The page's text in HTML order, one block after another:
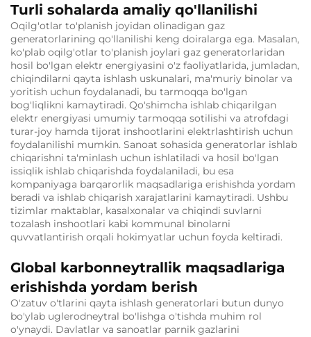
Turli sohalarda amaliy qo'llanilishi
Oqilg'otlar to'planish joyidan olinadigan gaz
generatorlarining qo'llanilishi keng doiralarga ega. Masalan,
ko'plab oqilg'otlar to'planish joylari gaz generatorlaridan
hosil bo'lgan elektr energiyasini o'z faoliyatlarida, jumladan,
chiqindilarni qayta ishlash uskunalari, ma'muriy binolar va
yoritish uchun foydalanadi, bu tarmoqqa bo'lgan
bog'liqlikni kamaytiradi. Qo'shimcha ishlab chiqarilgan
elektr energiyasi umumiy tarmoqqa sotilishi va atrofdagi
turar-joy hamda tijorat inshootlarini elektrlashtirish uchun
foydalanilishi mumkin. Sanoat sohasida generatorlar ishlab
chiqarishni ta'minlash uchun ishlatiladi va hosil bo'lgan
issiqlik ishlab chiqarishda foydalaniladi, bu esa
kompaniyaga barqarorlik maqsadlariga erishishda yordam
beradi va ishlab chiqarish xarajatlarini kamaytiradi. Ushbu
tizimlar maktablar, kasalxonalar va chiqindi suvlarni
tozalash inshootlari kabi kommunal binolarni
quvvatlantirish orqali hokimyatlar uchun foyda keltiradi.
Global karbonneytrallik maqsadlariga
erishishda yordam berish
O'zatuv o'tlarini qayta ishlash generatorlari butun dunyo
bo'ylab uglerodneytral bo'lishga o'tishda muhim rol
o'ynaydi. Davlatlar va sanoatlar parnik gazlarini